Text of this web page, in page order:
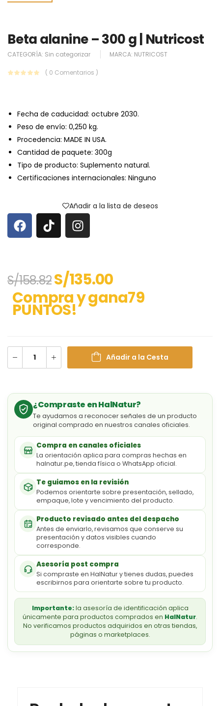
Beta alanine – 300 g | Nutricost
CATEGORÍA: Sin categorizar MARCA: NUTRICOST
( 0 Comentarios )
Fecha de caducidad: octubre 2030.
Peso de envío: 0,250 kg.
Procedencia: MADE IN USA.
Cantidad de paquete: 300g
Tipo de producto: Suplemento natural.
Certificaciones internacionales: Ninguno
Añadir a la lista de deseos
S/158.82S/135.00
Compra y gana79
PUNTOS!
Añadir a la Cesta
¿Compraste en HalNatur?
Te ayudamos a reconocer señales de un producto
original comprado en nuestros canales oficiales.
Compra en canales oficiales
La orientación aplica para compras hechas en
halnatur.pe, tienda física o WhatsApp oficial.
Te guiamos en la revisión
Podemos orientarte sobre presentación, sellado,
empaque, lote y vencimiento del producto.
Producto revisado antes del despacho
Antes de enviarlo, revisamos que conserve su
presentación y datos visibles cuando
corresponde.
Asesoría post compra
Si compraste en HalNatur y tienes dudas, puedes
escribirnos para orientarte sobre tu producto.
Importante:la asesoría de identificación aplica
únicamente para productos comprados en HalNatur.
No verificamos productos adquiridos en otras tiendas,
páginas o marketplaces.